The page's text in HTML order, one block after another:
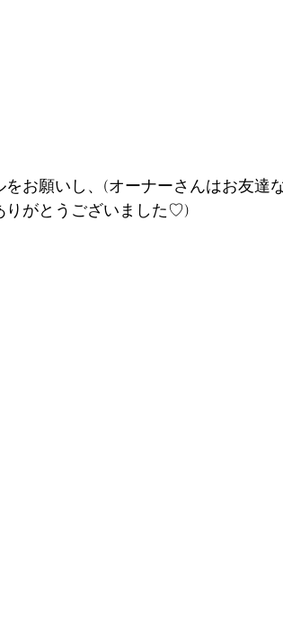
お願いし、(オーナーさんはお友達
りがとうございました♡)